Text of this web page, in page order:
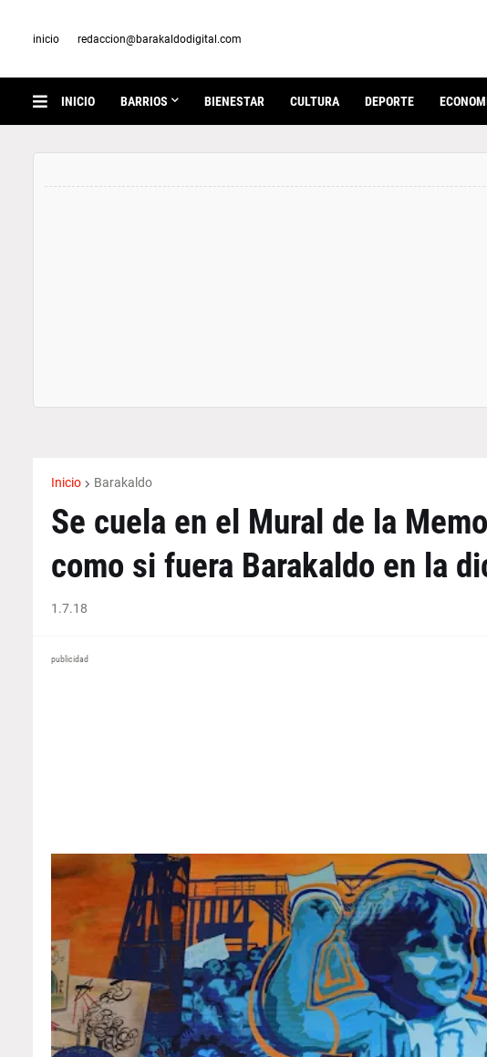
inicio redaccion@barakaldodigital.com
INICIO BARRIOS BIENESTAR CULTURA DEPORTE
Inicio Barakaldo
Se cuela en el Mural de la
como si fuera Barakaldo en la
1.7.18
publicidad